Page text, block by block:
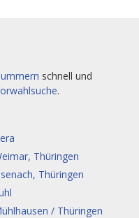
schnell und
.
Thüringen
Thüringen
/ Thüringen